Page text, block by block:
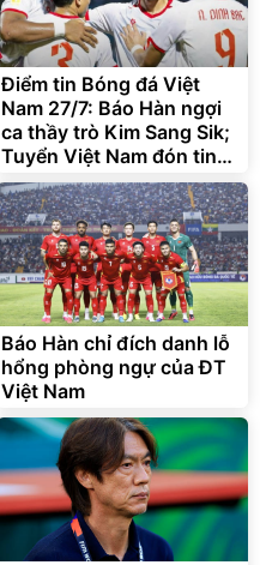
Xe đạp điện trợ lực G-
Force C14 gấp gọn bỏ cốp
tiện lợi
9.900.000đ
7.092.000đ
Đang xem nhiều
G-FORCE VIETNA
Điểm tin Bóng đá Việt
Nam 27/7: Báo Hàn ngợi
ca thầy trò Kim Sang Sik;
Tuyển Việt Nam đón tin
vui lực lượng
Báo Hàn chỉ đích danh lỗ
hổng phòng ngự của ĐT
Việt Nam